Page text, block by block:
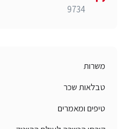
9734
משרות
טבלאות שכר
טיפים ומאמרים